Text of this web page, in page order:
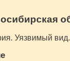
Уязвимый вид.